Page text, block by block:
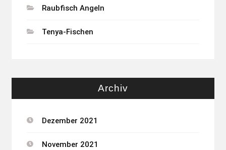
Raubfisch Angeln
Tenya-Fischen
Archiv
Dezember 2021
November 2021